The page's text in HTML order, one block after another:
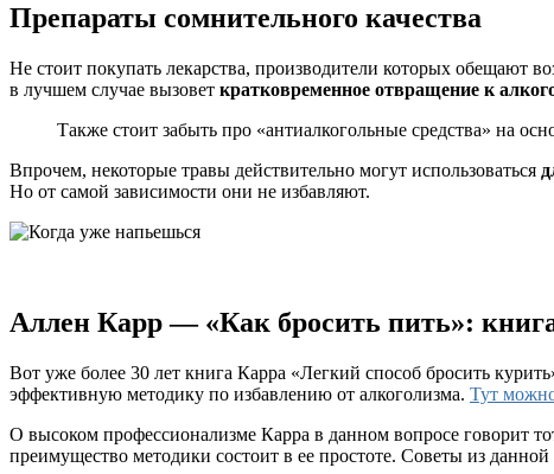
Препараты сомнительного качества
Не стоит покупать лекарства, производители которых обещают
в лучшем случае вызовет кратковременное отвращение к
Также стоит забыть про «антиалкогольные средства» на
Впрочем, некоторые травы действительно могут использоваться
Но от самой зависимости они не избавляют.
Аллен Карр — «Как бросить пить»:
Вот уже более 30 лет книга Карра «Легкий способ бросить
эффективную методику по избавлению от алкоголизма. Тут
О высоком профессионализме Карра в данном вопросе говорит
преимущество методики состоит в ее простоте. Советы из